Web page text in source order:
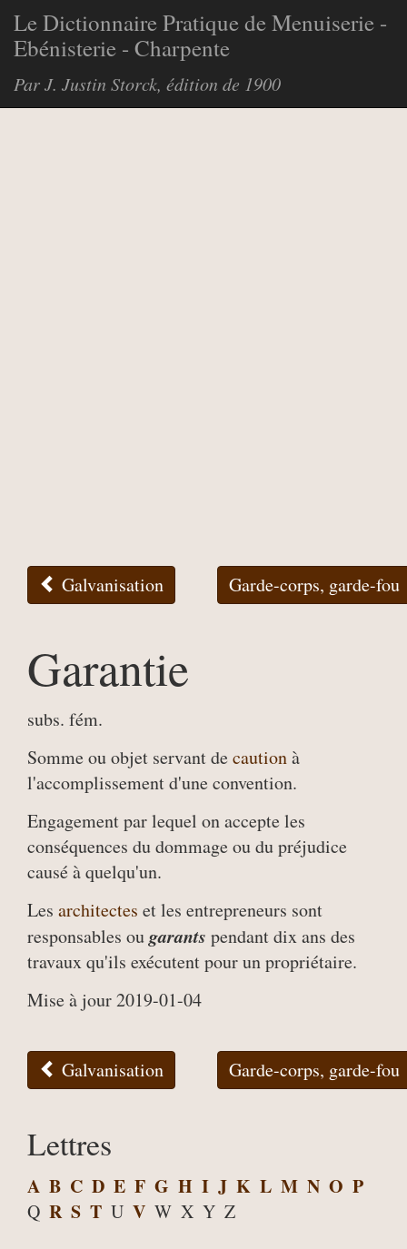
Le Dictionnaire Pratique de Menuiserie -
Ebénisterie - Charpente
Par J. Justin Storck, édition de 1900
Galvanisation Garde-corps, garde-fou
Garantie
subs. fém.
Somme ou objet servant decautionà
l'accomplissement d'une convention.
Engagement par lequel on accepte les
conséquences du dommage ou du préjudice
causé à quelqu'un.
Les architectes et les entrepreneurs sont
responsables ougarants pendant dix ans des
travaux qu'ils exécutent pour un propriétaire.
Mise à jour 2019-01-04
Galvanisation Garde-corps, garde-fou
Lettres
A B C D E F G H I J K L M N O P
Q R S T U V W X Y Z